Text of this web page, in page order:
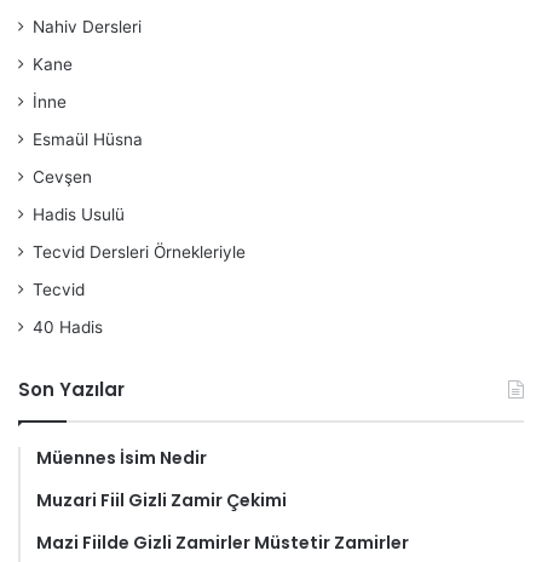
Nahiv Dersleri
Kane
İnne
Esmaül Hüsna
Cevşen
Hadis Usulü
Tecvid Dersleri Örnekleriyle
Tecvid
40 Hadis
Son Yazılar
Müennes İsim Nedir
Muzari Fiil Gizli Zamir Çekimi
Mazi Fiilde Gizli Zamirler Müstetir Zamirler